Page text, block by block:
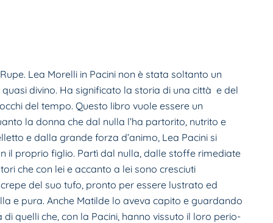
Lea Morelli in Pacini non è stata soltan­to un
divino. Ha significato la storia di una città e del
del tempo. Questo libro vuole essere un
la donna che dal nulla l’ha partorito, nutrito e
e dalla grande forza d’animo, Lea Pacini si
il proprio figlio. Partì dal nulla, dalle stoffe rimediate
che con lei e accanto a lei sono cresciuti
del suo tufo, pronto per essere lustrato ed
e pura. Anche Matilde lo aveva capito e guardando
quelli che, con la Pacini, hanno vissuto il loro perio­